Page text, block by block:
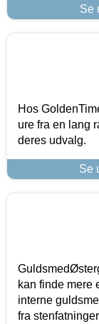
Se
Hos
ure fra en lang
deres udvalg.
Se
kan finde mere
interne
fra